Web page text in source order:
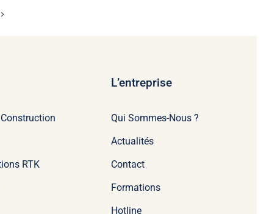
RTK
L’entreprise
Qui Sommes-Nous ?
Actualités
Contact
Formations
Hotline